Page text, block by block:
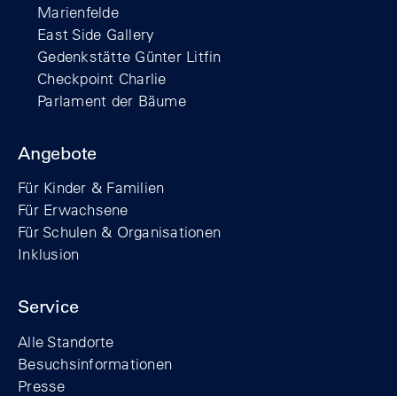
Marienfelde
East Side Gallery
Gedenkstätte Günter Litfin
Checkpoint Charlie
Parlament der Bäume
Angebote
Für Kinder & Familien
Für Erwachsene
Für Schulen & Organisationen
Inklusion
Service
Alle Standorte
Besuchsinformationen
Presse